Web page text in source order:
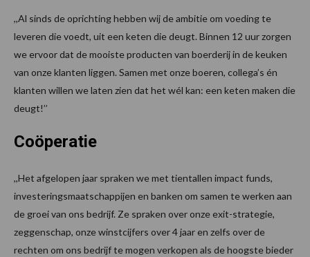
,,Al sinds de oprichting hebben wij de ambitie om voeding te
leveren die voedt, uit een keten die deugt. Binnen 12 uur zorgen
we ervoor dat de mooiste producten van boerderij in de keuken
van onze klanten liggen. Samen met onze boeren, collega’s én
klanten willen we laten zien dat het wél kan: een keten maken die
deugt!’’
Coöperatie
,,Het afgelopen jaar spraken we met tientallen impact funds,
investeringsmaatschappijen en banken om samen te werken aan
de groei van ons bedrijf. Ze spraken over onze exit-strategie,
zeggenschap, onze winstcijfers over 4 jaar en zelfs over de
rechten om ons bedrijf te mogen verkopen als de hoogste bieder